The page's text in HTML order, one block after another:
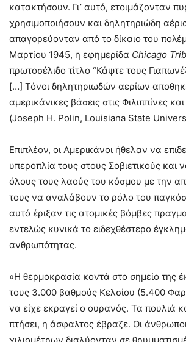
κατακτήσουν. Γι’ αυτό, ετοιμάζονταν
χρησιμοποιήσουν και δηλητηριώδη
απαγορεύονταν από το δίκαιο του
Μαρτίου 1945, η εφημερίδα Chicago
πρωτοσέλιδο τίτλο “Κάψτε τους
[…] Τόνοι δηλητηριωδών αερίων
αμερικάνικες βάσεις στις Φιλιππίνες
(Joseph H. Polin, Louisiana State
Επιπλέον, οι Αμερικάνοι ήθελαν να
υπεροπλία τους στους Σοβιετικούς και
όλους τους λαούς του κόσμου με την
τους να αναλάβουν το ρόλο του
αυτό έριξαν τις ατομικές βόμβες
εντελώς κυνικά το ειδεχθέστερο
ανθρωπότητας.
«Η θερμοκρασία κοντά στο σημείο της
τους 3.000 βαθμούς Κελσίου (5.400
να είχε εκραγεί ο ουρανός. Τα πουλιά
πτήσει, η άσφαλτος έβραζε. Οι